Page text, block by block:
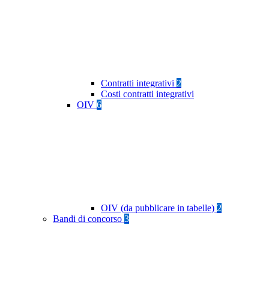
Contratti integrativi 2
Costi contratti integrativi
OIV 6
OIV (da pubblicare in tabelle) 2
Bandi di concorso 3